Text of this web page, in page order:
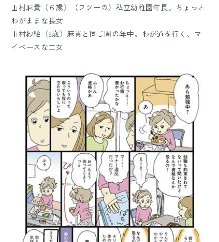
山村麻貴（６歳）（フツーの）私立幼稚園年長。ちょっと
わがままな長女
山村紗絵（5歳）麻貴と同じ園の年中。わが道を行く、マ
イペースな二女